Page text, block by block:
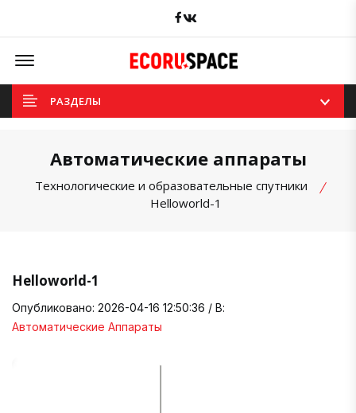
Facebook
Offcanvas Menu Open
РАЗДЕЛЫ
Автоматические аппараты
Технологические и образовательные спутники
Helloworld-1
Helloworld-1
Опубликовано: 2026-04-16 12:50:36 / В:
Автоматические Аппараты